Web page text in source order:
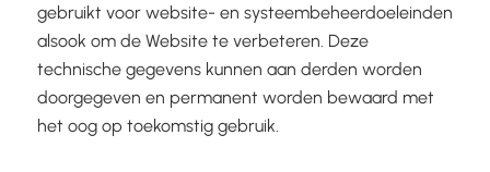
gebruikt voor website- en systeembeheerdoeleinden
alsook om de Website te verbeteren. Deze
technische gegevens kunnen aan derden worden
doorgegeven en permanent worden bewaard met
het oog op toekomstig gebruik.